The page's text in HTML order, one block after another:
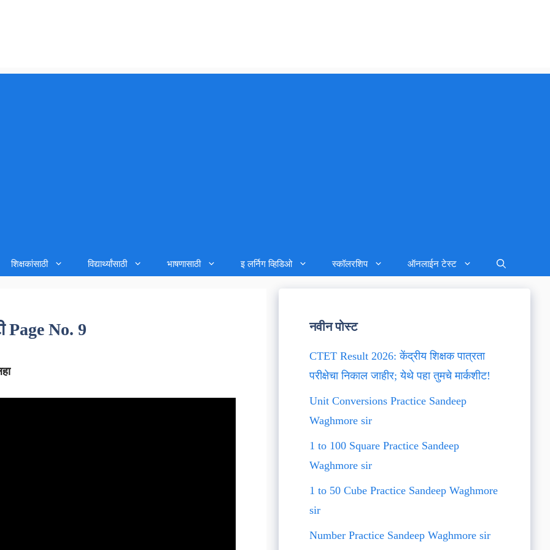
शिक्षकांसाठी विद्यार्थ्यांसाठी भाषणासाठी इ लर्निग व्हिडिओ स्कॉलरशिप ऑनलाईन टेस्ट
Page No. 9 नवीन पोस्ट
CTET Result 2026: केंद्रीय शिक्षक पात्रता
परीक्षेचा निकाल जाहीर; येथे पहा तुमचे मार्कशीट!
Unit Conversions Practice Sandeep
Waghmore sir
1 to 100 Square Practice Sandeep
Waghmore sir
1 to 50 Cube Practice Sandeep Waghmore
sir
Number Practice Sandeep Waghmore sir